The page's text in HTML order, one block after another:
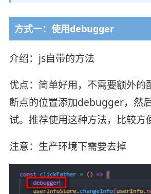
方式一：使用debugger
介绍：js自带的方法
优点：简单好用，不需要额外的
断点的位置添加debugger，然
试。推荐使用这种方法，比较方
注意：生产环境下需要去掉